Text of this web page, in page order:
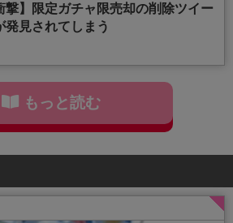
撃】限定ガチャ限売却の削除ツイー
発見されてしまう
もっと読む